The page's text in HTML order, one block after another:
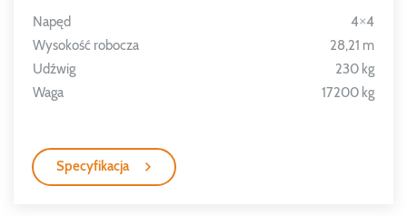
Napęd
4×4
Wysokość robocza
28,21 m
Udźwig
230 kg
Waga
17200 kg
Specyfikacja